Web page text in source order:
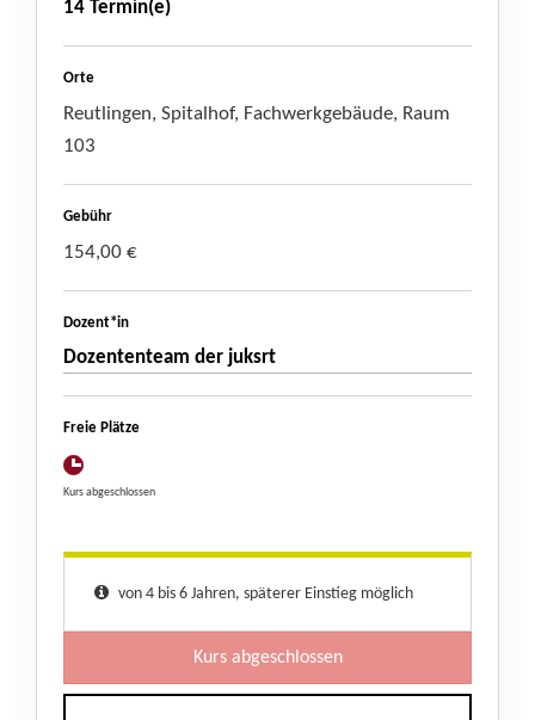
14 Termin(e)
Orte
Reutlingen, Spitalhof, Fachwerkgebäude, Raum
103
Gebühr
154,00 €
Dozent*in
Dozententeam der juksrt
Freie Plätze
Kurs abgeschlossen
von 4 bis 6 Jahren, späterer Einstieg möglich
Kurs abgeschlossen